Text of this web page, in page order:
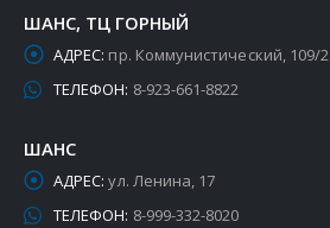
ШАНС, ТЦ ГОРНЫЙ
АДРЕС: пр. Коммунистический, 109/2
ТЕЛЕФОН: 8-923-661-8822
ШАНС
АДРЕС: ул. Ленина, 17
ТЕЛЕФОН: 8-999-332-8020